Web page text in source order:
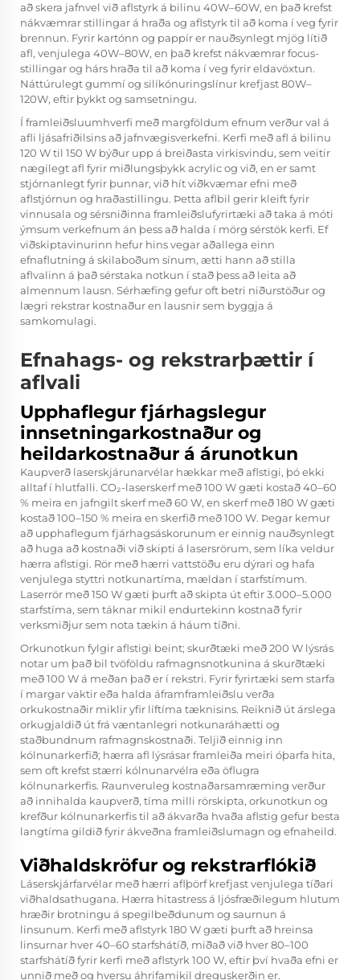
að skera jafnvel við aflstyrk á bilinu 40W–60W, en það krefst
nákvæmrar stillingar á hraða og aflstyrk til að koma í veg fyrir
brennun. Fyrir kartónn og pappír er nauðsynlegt mjög lítið
afl, venjulega 40W–80W, en það krefst nákvæmrar focus-
stillingar og hárs hraða til að koma í veg fyrir eldavöxtun.
Náttúrulegt gummí og silíkónuringslínur krefjast 80W–
120W, eftir þykkt og samsetningu.
Í framleiðsluumhverfi með margföldum efnum verður val á
afli ljásafriðilsins að jafnvægisverkefni. Kerfi með afl á bilinu
120 W til 150 W býður upp á breiðasta virkisvindu, sem veitir
nægilegt afl fyrir miðlungsþykk acrylic og við, en er samt
stjórnanlegt fyrir þunnar, við hít viðkvæmar efni með
aflstjórnun og hraðastillingu. Þetta aflbil gerir kleift fyrir
vinnusala og sérsniðinna framleiðslufyrirtæki að taka á móti
ýmsum verkefnum án þess að halda í mörg sérstök kerfi. Ef
viðskiptavinurinn hefur hins vegar aðallega einn
efnaflutning á skilaboðum sínum, ætti hann að stilla
aflvalinn á það sérstaka notkun í stað þess að leita að
almennum lausn. Sérhæfing gefur oft betri niðurstöður og
lægri rekstrar kostnaður en lausnir sem byggja á
samkomulagi.
Efnahags- og rekstrarþættir í
aflvali
Upphaflegur fjárhagslegur
innsetningarkostnaður og
heildarkostnaður á árunotkun
Kaupverð laserskjárunarvélar hækkar með aflstigi, þó ekki
alltaf í hlutfalli. CO₂-laserskerf með 100 W gæti kostað 40–60
% meira en jafngilt skerf með 60 W, en skerf með 180 W gæti
kostað 100–150 % meira en skerfið með 100 W. Þegar kemur
að upphaflegum fjárhagsáskorunum er einnig nauðsynlegt
að huga að kostnaði við skipti á lasersrörum, sem líka veldur
hærra aflstigi. Rör með hærri vattstöðu eru dýrari og hafa
venjulega styttri notkunartíma, mældan í starfstímum.
Laserrör með 150 W gæti þurft að skipta út eftir 3.000–5.000
starfstíma, sem táknar mikil endurtekinn kostnað fyrir
verksmiðjur sem nota tækin á háum tíðni.
Orkunotkun fylgir aflstigi beint; skurðtæki með 200 W lýsrás
notar um það bil tvöföldu rafmagnsnotkunina á skurðtæki
með 100 W á meðan það er í rekstri. Fyrir fyrirtæki sem starfa
í margar vaktir eða halda áframframleiðslu verða
orkukostnaðir miklir yfir líftíma tæknisins. Reiknið út árslega
orkugjaldið út frá væntanlegri notkunaráhætti og
staðbundnum rafmagnskostnaði. Teljið einnig inn
kólnunarkerfið; hærra afl lýsrásar framleiða meiri óþarfa hita,
sem oft krefst stærri kólnunarvélra eða öflugra
kólnunarkerfis. Raunveruleg kostnaðarsamræming verður
að innihalda kaupverð, tíma milli rörskipta, orkunotkun og
krefður kólnunarkerfis til að ákvarða hvaða aflstig gefur besta
langtíma gildið fyrir ákveðna framleiðslumagn og efnaheild.
Viðhaldskröfur og rekstrarflókið
Láserskjárfarvélar með hærri aflþörf krefjast venjulega tíðari
viðhaldsathugana. Hærra hitastress á ljósfræðilegum hlutum
hræðir brotningu á spegilbeðdunum og saurnun á
linsunum. Kerfi með aflstyrk 180 W gæti þurft að hreinsa
linsurnar hver 40–60 starfshátíð, miðað við hver 80–100
starfshátíð fyrir kerfi með aflstyrk 100 W, eftir því hvaða efni er
unnið með og hversu áhrifamikil dreguskerðin er.